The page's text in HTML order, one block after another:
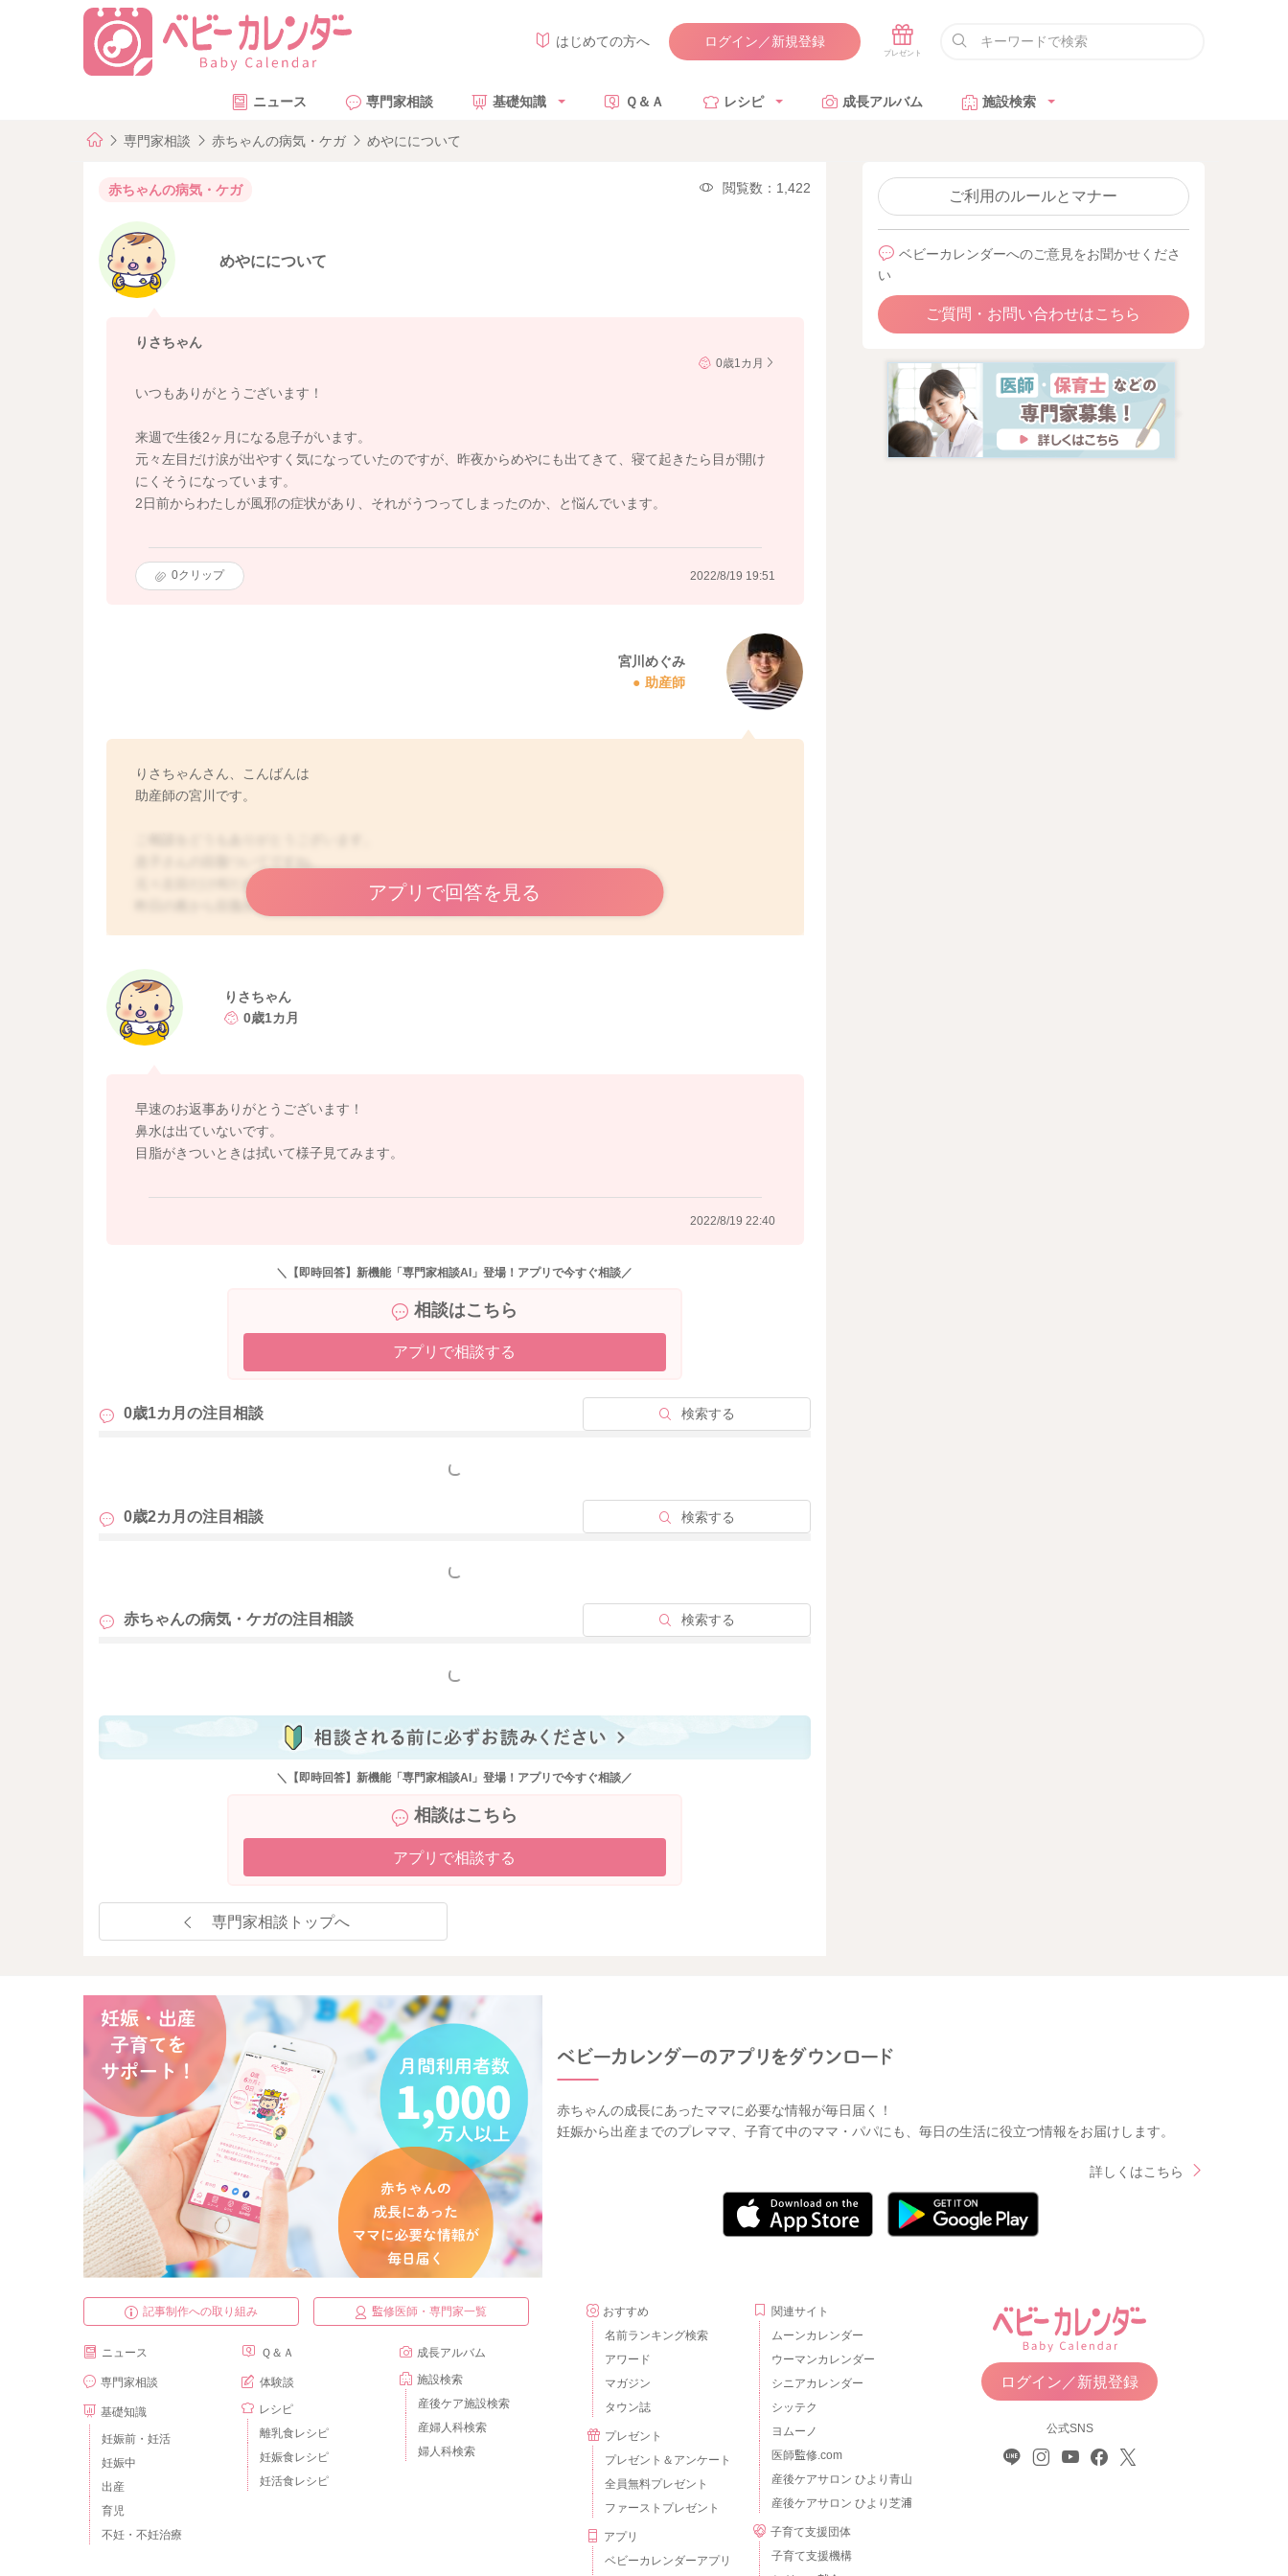
はじめての方へ ログイン／新規登録
ニュース 専門家相談 基礎知識 Ｑ＆Ａ レシピ 成長アルバム 施設検索
専門家相談 赤ちゃんの病気・ケガ めやにについて
赤ちゃんの病気・ケガ 閲覧数：1,422
めやにについて
りさちゃん
0歳1カ月
いつもありがとうございます！
来週で生後2ヶ月になる息子がいます。
元々左目だけ涙が出やすく気になっていたのですが、昨夜からめやにも出てきて、寝て起きたら目が開け
にくそうになっています。
2日前からわたしが風邪の症状があり、それがうつってしまったのか、と悩んでいます。
0クリップ 2022/8/19 19:51
宮川めぐみ
助産師
りさちゃんさん、こんばんは
助産師の宮川です。
元々左目だけ何だが出やすいのですね。
昨日の夜から目脂が出ているということで、鼻水も出ているようでしょうか？
きれいに目を拭いてあげても目脂がひどいようでしたら、受診をされてみるのもいいと思いますよ。
また頭の位置を少し高くしてあげて、寝かせてあげるのもいいと思います。
良かったら参考になさってみてください。
どうぞよろしくお願いします。
アプリで回答を見る
りさちゃん
0歳1カ月
早速のお返事ありがとうございます！
鼻水は出ていないです。
目脂がきついときは拭いて様子見てみます。
2022/8/19 22:40
＼【即時回答】新機能「専門家相談AI」登場！アプリで今すぐ相談／
相談はこちら
アプリで相談する
0歳1カ月の注目相談 検索する
もっと見る
0歳2カ月の注目相談 検索する
もっと見る
赤ちゃんの病気・ケガの注目相談 検索する
もっと見る
＼【即時回答】新機能「専門家相談AI」登場！アプリで今すぐ相談／
相談はこちら
アプリで相談する
専門家相談トップへ
ご利用のルールとマナー
ベビーカレンダーへのご意見をお聞かせくださ
い
ご質問・お問い合わせはこちら
赤ちゃんの成長にあったママに必要な情報が毎日届く！
妊娠から出産までのプレママ、子育て中のママ・パパにも、毎日の生活に役立つ情報をお届けします。
詳しくはこちら
記事制作への取り組み 監修医師・専門家一覧
ニュース
専門家相談
基礎知識
妊娠前・妊活
妊娠中
出産
育児
不妊・不妊治療
Ｑ＆Ａ
体験談
レシピ
離乳食レシピ
妊娠食レシピ
妊活食レシピ
成長アルバム
施設検索
産後ケア施設検索
産婦人科検索
婦人科検索
おすすめ
名前ランキング検索
アワード
マガジン
タウン誌
プレゼント
プレゼント＆アンケート
全員無料プレゼント
ファーストプレゼント
アプリ
ベビーカレンダーアプリ
関連サイト
ムーンカレンダー
ウーマンカレンダー
シニアカレンダー
シッテク
ヨムーノ
医師監修.com
産後ケアサロン ひより青山
産後ケアサロン ひより芝浦
子育て支援団体
子育て支援機構
ログイン／新規登録
公式SNS